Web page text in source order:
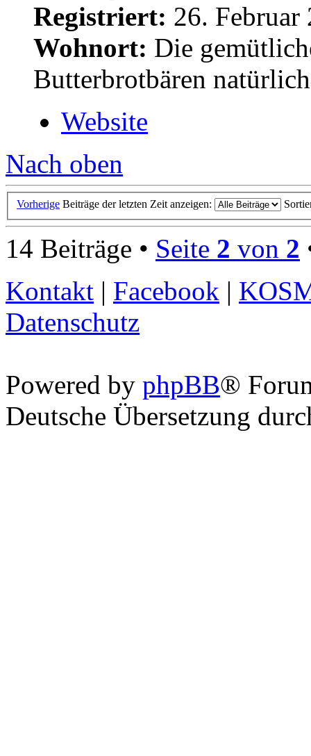
Registriert: 26. Februar
Wohnort: Die
Butterbrotbären
Website
Nach oben
Vorherige Beiträge der letzten Zeit anzeigen:
14 Beiträge • Seite 2 von 2
Kontakt | Facebook |
Datenschutz
Powered by phpBB®
Deutsche Übersetzung